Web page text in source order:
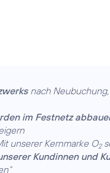
nach
im Festnetz
unserer Kernmarke O2
Kundinnen und